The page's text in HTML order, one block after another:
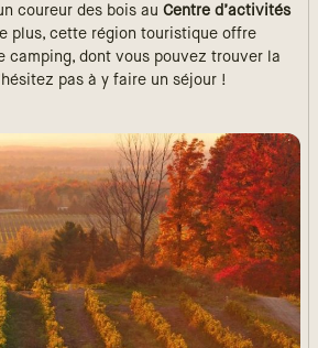
coureur des bois au Centre d’activités
plus, cette région touristique offre
camping, dont vous pouvez trouver la
pas à y faire un séjour !